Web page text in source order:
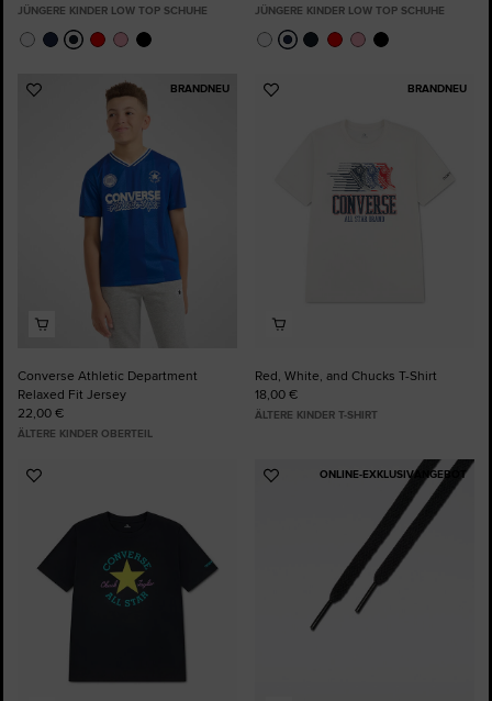
JÜNGERE KINDER LOW TOP SCHUHE JÜNGERE KINDER LOW TOP SCHUHE
BRANDNEU
Zu
hinzufügen
Converse Athletic Department
Relaxed Fit Jersey
22,00 €
ÄLTERE KINDER OBERTEIL
BRANDNEU
Zu
Red, White, and Chucks T-Shirt
18,00 €
ÄLTERE KINDER T-SHIRT
Zu
hinzufügen
ONLINE-EXKLUSIVANGEBOT
Zu